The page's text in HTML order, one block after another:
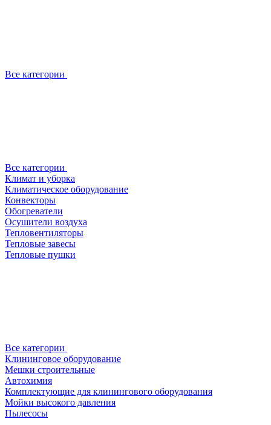
Все категории
Все категории
Климат и уборка
Климатическое оборудование
Конвекторы
Обогреватели
Осушители воздуха
Тепловентиляторы
Тепловые завесы
Тепловые пушки
Все категории
Клининговое оборудование
Мешки строительные
Автохимия
Комплектующие для клинингового оборудования
Мойки высокого давления
Пылесосы